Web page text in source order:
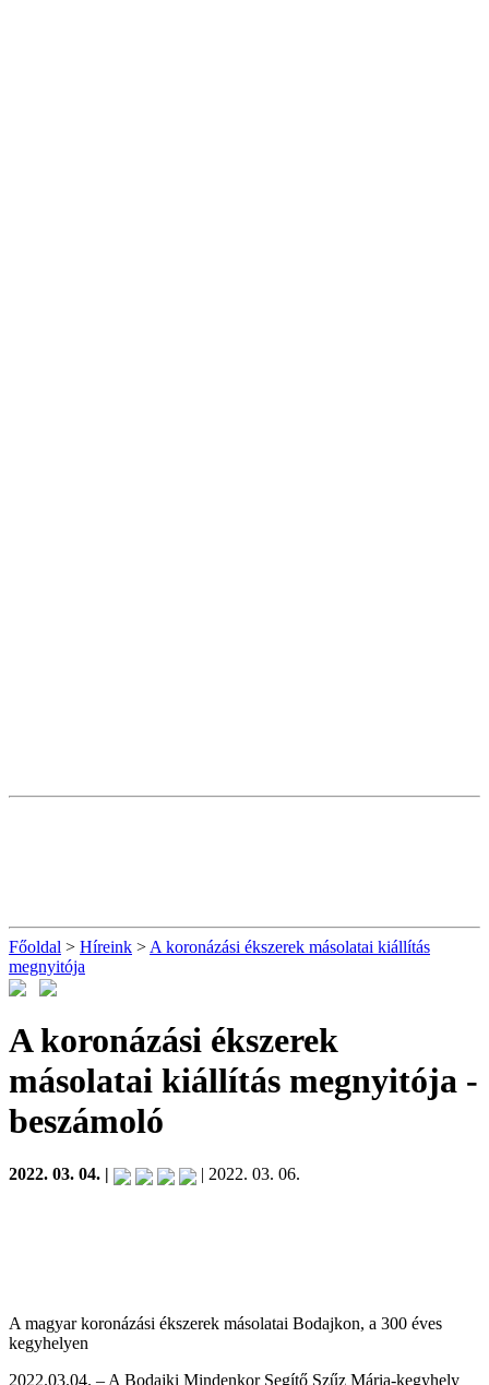
Főoldal > Híreink > A koronázási ékszerek másolatai kiállítás
megnyitója
A koronázási ékszerek
másolatai kiállítás megnyitója -
beszámoló
2022. 03. 04. | | 2022. 03. 06.
A magyar koronázási ékszerek másolatai Bodajkon, a 300 éves
kegyhelyen
2022.03.04. – A Bodajki Mindenkor Segítő Szűz Mária-kegyhely